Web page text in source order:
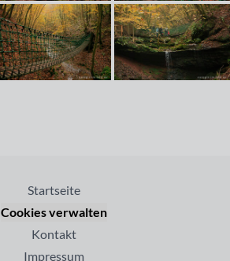
Startseite
Cookies verwalten
Kontakt
Impressum